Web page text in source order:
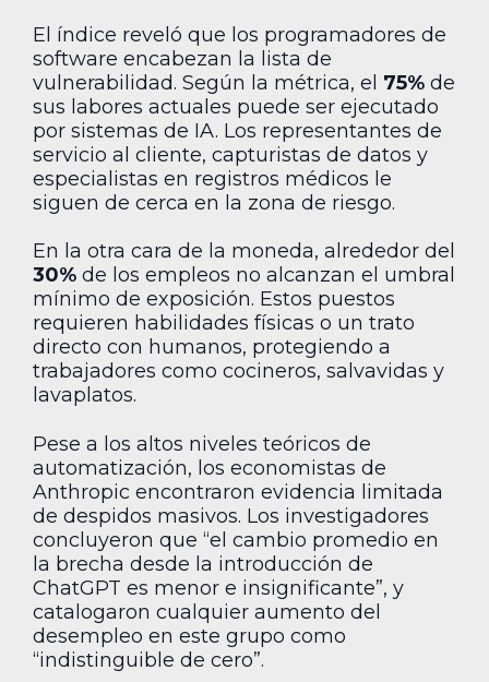
El índice reveló que los programadores de
software encabezan la lista de
vulnerabilidad. Según la métrica, el 75% de
sus labores actuales puede ser ejecutado
por sistemas de IA. Los representantes de
servicio al cliente, capturistas de datos y
especialistas en registros médicos le
siguen de cerca en la zona de riesgo.
En la otra cara de la moneda, alrededor del
30% de los empleos no alcanzan el umbral
mínimo de exposición. Estos puestos
requieren habilidades físicas o un trato
directo con humanos, protegiendo a
trabajadores como cocineros, salvavidas y
lavaplatos.
Pese a los altos niveles teóricos de
automatización, los economistas de
Anthropic encontraron evidencia limitada
de despidos masivos. Los investigadores
concluyeron que “el cambio promedio en
la brecha desde la introducción de
ChatGPT es menor e insignificante”, y
catalogaron cualquier aumento del
desempleo en este grupo como
“indistinguible de cero”.